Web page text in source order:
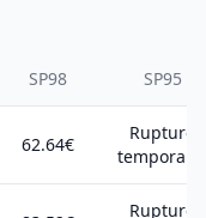
SP98 SP95
62.64€
Rupture
temporaire
Rupture